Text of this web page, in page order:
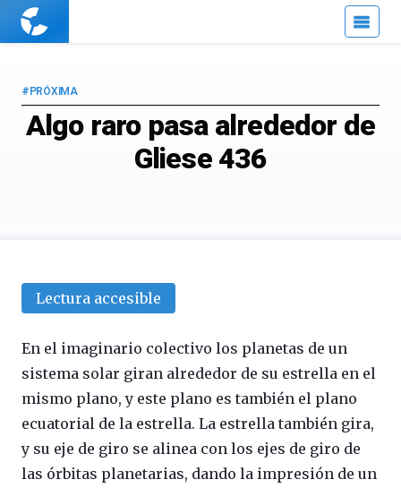
Cuaderno
Algo raro pasa alrededor de
Gliese 436
#PRÓXIMA
Lectura accesible
En el imaginario colectivo los planetas de un
sistema solar giran alrededor de su estrella en el
mismo plano, y este plano es también el plano
ecuatorial de la estrella. La estrella también gira,
y su eje de giro se alinea con los ejes de giro de
las órbitas planetarias, dando la impresión de un